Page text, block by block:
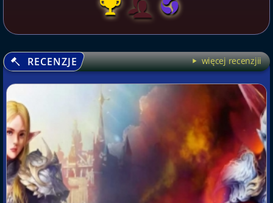
RECENZJE więcej recenzjii